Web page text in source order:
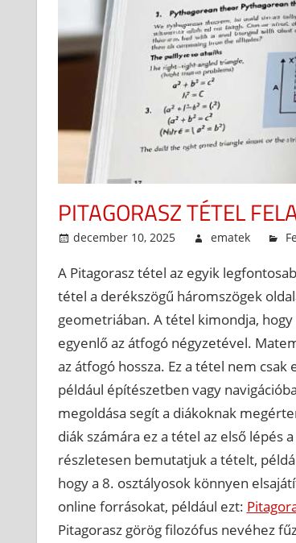
PITAGORASZ TÉTEL
december 10, 2025 ematek
A Pitagorasz tétel az egyik
tétel a derékszögű háromszögek
geometriában. A tétel kimondja,
egyenlő az átfogó négyzetével.
az átfogó hossza. Ez a tétel nem
például építészetben vagy
megoldása segít a diákoknak
diák számára ez a tétel az első
részletesen bemutatjuk a tételt,
hogy a 8. osztályosok könnyen
online forrásokat, például ezt:
Pitagorasz görög filozófus nevéhez